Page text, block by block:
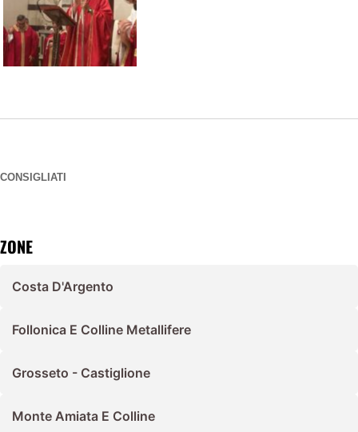
CONSIGLIATI
ZONE
Costa D'Argento
Follonica E Colline Metallifere
Grosseto - Castiglione
Monte Amiata E Colline